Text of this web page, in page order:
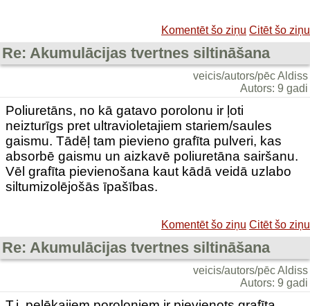
Komentēt šo ziņu Citēt šo ziņu
Re: Akumulācijas tvertnes siltināšana
veicis/autors/pēc Aldiss
Autors: 9 gadi
Poliuretāns, no kā gatavo porolonu ir ļoti
neizturīgs pret ultravioletajiem stariem/saules
gaismu. Tādēļ tam pievieno grafīta pulveri, kas
absorbē gaismu un aizkavē poliuretāna sairšanu.
Vēl grafīta pievienošana kaut kādā veidā uzlabo
siltumizolējošās īpašības.
Komentēt šo ziņu Citēt šo ziņu
Re: Akumulācijas tvertnes siltināšana
veicis/autors/pēc Aldiss
Autors: 9 gadi